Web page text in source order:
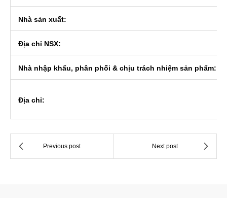
Nhà sản xuất:
Địa chỉ NSX:
Nhà nhập khẩu, phân phối & chịu trách nhiệm sản phẩm:
Địa chỉ: